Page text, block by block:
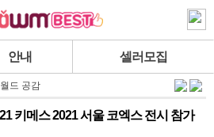
안내 셀러모집
키메스 2021 서울 코엑스 전시 참가